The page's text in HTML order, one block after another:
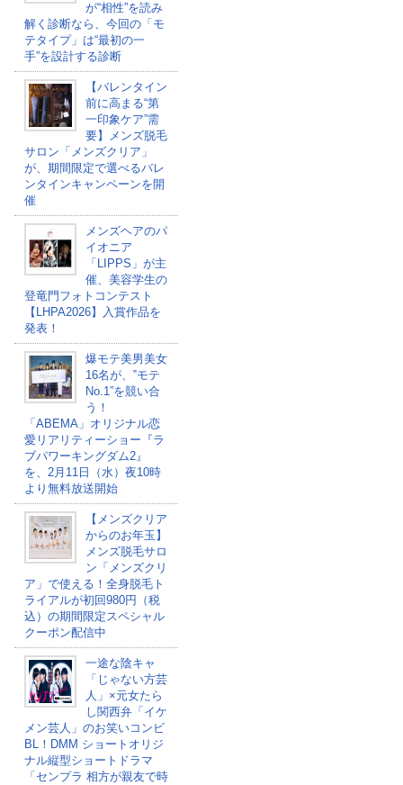
が“相性”を読み
解く診断なら、今回の「モ
テタイプ」は“最初の一
手”を設計する診断
【バレンタイン
前に高まる“第
一印象ケア”需
要】メンズ脱毛
サロン「メンズクリア」
が、期間限定で選べるバレ
ンタインキャンペーンを開
催
メンズヘアのパ
イオニア
「LIPPS」が主
催、美容学生の
登竜門フォトコンテスト
【LHPA2026】入賞作品を
発表！
爆モテ美男美女
16名が、‟モテ
No.1”を競い合
う！
「ABEMA」オリジナル恋
愛リアリティーショー『ラ
ブパワーキングダム2』
を、2月11日（水）夜10時
より無料放送開始
【メンズクリア
からのお年玉】
メンズ脱毛サロ
ン「メンズクリ
ア」で使える！全身脱毛ト
ライアルが初回980円（税
込）の期間限定スペシャル
クーポン配信中
一途な陰キャ
「じゃない方芸
人」×元女たら
し関西弁「イケ
メン芸人」のお笑いコンビ
BL！DMM ショートオリジ
ナル縦型ショートドラマ
「センプラ 相方が親友で時